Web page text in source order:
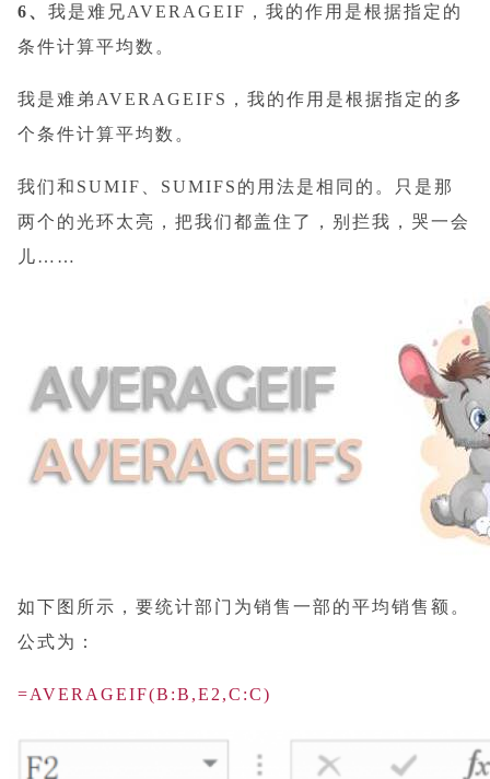
6、 我是难兄AVERAGEIF，我的作用是根据指定的
条件计算平均数。
我是难弟 AVERAGEIFS，我的作用是根据指定的多
个条件计算平均数。
我们和SUMIF、SUMIFS的用法是相同的。只是那
两个的光环太亮，把我们都盖住了，别拦我，哭一会
儿……
如下图所示，要统计部门为销售一部的平均销售额。
公式为：
=AVERAGEIF(B:B,E2,C:C)